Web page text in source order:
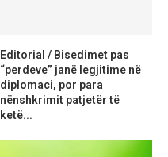
Editorial / Bisedimet pas
“perdeve” janë legjitime në
diplomaci, por para
nënshkrimit patjetër të
ketë...